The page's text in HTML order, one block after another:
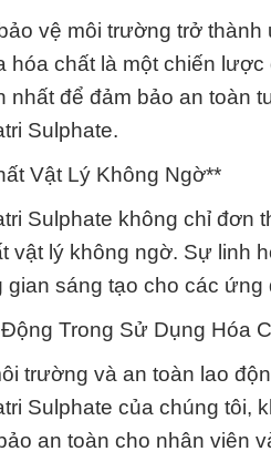
vệ môi trường trở
chất là một chiến
nhất để đảm bảo an toàn
Sulphate.
Vật Lý Không Ngờ**
Sulphate không chỉ đơn
vật lý không ngờ. Sự linh
sáng tạo cho các
Trong Sử Dụng Hóa
trường và an toàn lao
Sulphate của chúng tôi,
an toàn cho nhân viên